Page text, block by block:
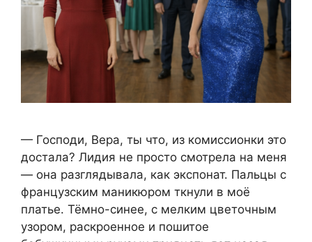
— Господи, Вера, ты что, из комиссионки это
достала? Лидия не просто смотрела на меня
— она разглядывала, как экспонат. Пальцы с
французским маникюром ткнули в моё
платье. Тёмно-синее, с мелким цветочным
узором, раскроенное и пошитое